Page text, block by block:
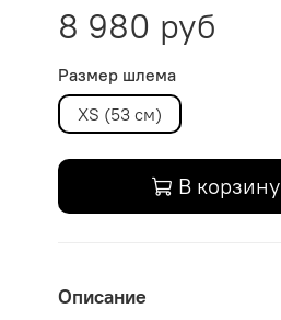
8 980 руб
Размер шлема
XS (53 см)
В корзину
Описание